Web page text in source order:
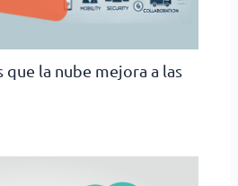
que la nube mejora a las